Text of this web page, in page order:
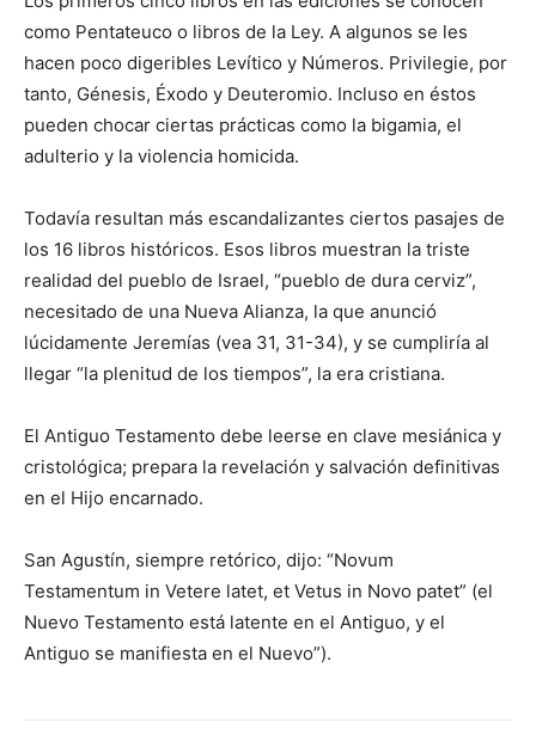
como Penta­teuco o libros de la Ley. A algunos se les
hacen poco digeribles Leví­tico y Números. Privilegie, por
tan­to, Génesis, Éxodo y Deuteromio. Incluso en éstos
pueden chocar ciertas prácticas como la bigamia, el
adulterio y la violencia homicida.
Todavía resultan más escandali­zantes ciertos pasajes de
los 16 libros históricos. Esos libros muestran la triste
realidad del pueblo de Israel, “pueblo de dura cerviz”,
necesitado de una Nueva Alianza, la que anunció
lúcidamente Jere­mías (vea 31, 31-34), y se cumpliría al
llegar “la plenitud de los tiempos”, la era cristiana.
El Antiguo Testamento debe leerse en clave mesiánica y
cristo­lógica; prepara la revelación y salvación definitivas
en el Hijo encarnado.
San Agustín, siempre retórico, dijo: “Novum
Testamentum in Vetere latet, et Vetus in Novo patet” (el
Nuevo Testamento está latente en el Antiguo, y el
Antiguo se ma­nifiesta en el Nuevo”).